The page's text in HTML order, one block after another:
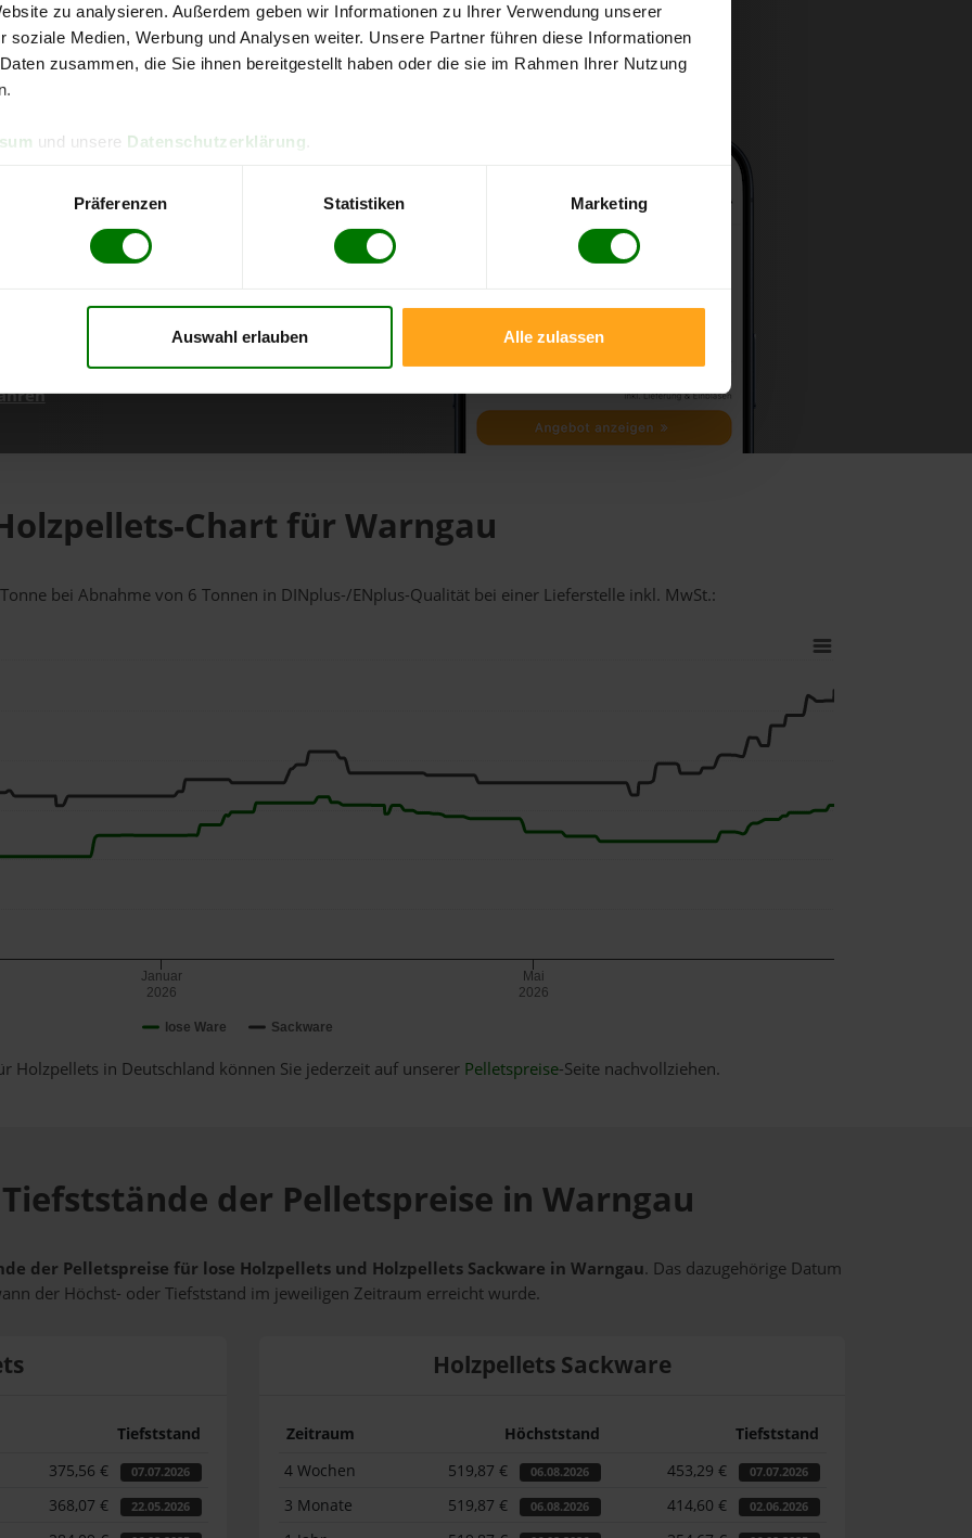
zu analysieren. Außerdem geben wir Informationen zu Ihrer Verwendung unserer
soziale Medien, Werbung und Analysen weiter. Unsere Partner führen diese Informationen
zusammen, die Sie ihnen bereitgestellt haben oder die sie im Rahmen Ihrer Nutzung
und unsere Datenschutzerklärung
Präferenzen Statistiken Marketing
Auswahl erlauben Alle zulassen
kostenlose
direkt online bestellen
aktuellen Stand
Chart für Warngau
bei Abnahmevon 6 Tonnen in DINplus-/ENplus-Qualität bei einer Lieferstelle inkl. MwSt.:
lose Ware Sackware
Januar
2026
Mai
2026
Holzpellets in Deutschland können Sie jederzeit auf unserer Pelletspreise-Seite nachvollziehen.
der Pelletspreise in Warngau
der Pelletspreise für lose Holzpellets und Holzpellets Sackware in Warngau. Das dazugehörige Datum
der Höchst- oder Tiefststand im jeweiligen Zeitraum erreicht wurde.
Tiefststand
375,56 € 07.07.2026
368,07 € 22.05.2026
Holzpellets Sackware
Zeitraum Höchststand
Tiefststand
4 Wochen
519,87 € 06.08.2026 453,29 € 07.07.2026
3 Monate 519,87 € 06.08.2026 414,60 € 02.06.2026